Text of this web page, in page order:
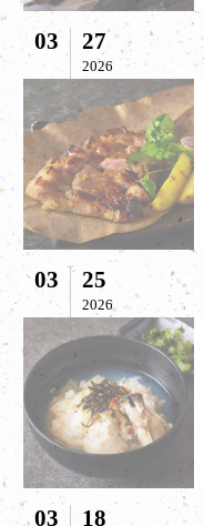
03 27
2026
03 25
2026
03 18